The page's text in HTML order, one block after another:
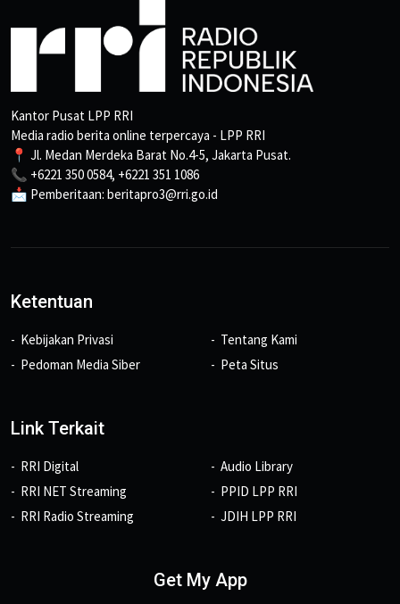
Kantor Pusat LPP RRI
Media radio berita online terpercaya - LPP RRI
📍 Jl. Medan Merdeka Barat No.4-5, Jakarta Pusat.
📞 +6221 350 0584, +6221 351 1086
📩 Pemberitaan: beritapro3@rri.go.id
Ketentuan
Kebijakan Privasi
Pedoman Media Siber
Tentang Kami
Peta Situs
Link Terkait
RRI Digital
RRI NET Streaming
RRI Radio Streaming
Audio Library
PPID LPP RRI
JDIH LPP RRI
Get My App